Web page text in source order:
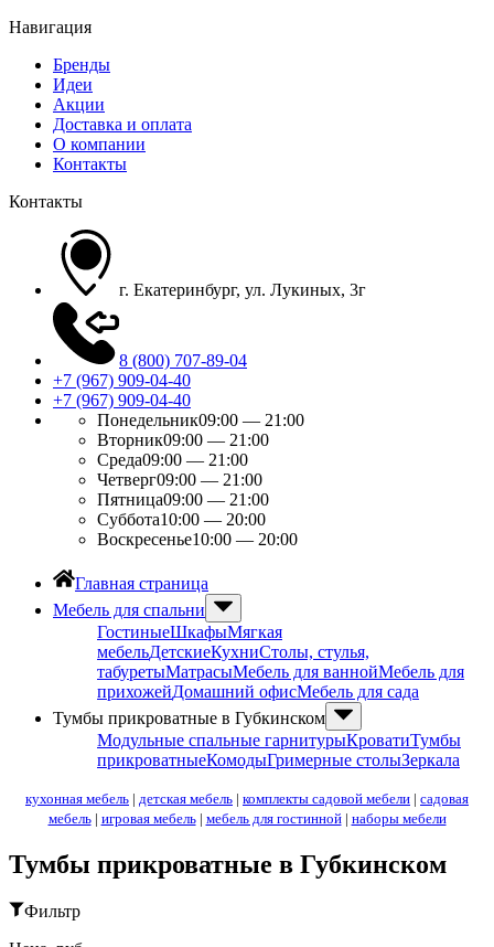
Навигация
Бренды
Идеи
Акции
Доставка и оплата
О компании
Контакты
Контакты
г. Екатеринбург, ул. Лукиных, 3г
8 (800) 707-89-04
+7 (967) 909-04-40
+7 (967) 909-04-40
Понедельник09:00 — 21:00
Вторник09:00 — 21:00
Среда09:00 — 21:00
Четверг09:00 — 21:00
Пятница09:00 — 21:00
Суббота10:00 — 20:00
Воскресенье10:00 — 20:00
Главная страница
Мебель для спальни
ГостиныеШкафыМягкая
мебельДетскиеКухниСтолы, стулья,
табуретыМатрасыМебель для ваннойМебель для
прихожейДомашний офисМебель для сада
Тумбы прикроватные в Губкинском
Модульные спальные гарнитурыКроватиТумбы
прикроватныеКомодыГримерные столыЗеркала
кухонная мебель | детская мебель | комплекты садовой мебели | садовая
мебель| игровая мебель| мебель для гостинной| наборы мебели
Тумбы прикроватные в Губкинском
Фильтр